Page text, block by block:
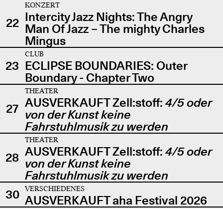
22
KONZERT
Intercity Jazz Nights: The Angry
Man Of Jazz – The mighty Charles
Mingus
23
CLUB
ECLIPSE BOUNDARIES: Outer
Boundary - Chapter Two
27
THEATER
AUSVERKAUFT Zell:stoff: 4/5 oder
von der Kunst keine
Fahrstuhlmusik zu werden
28
THEATER
AUSVERKAUFT Zell:stoff: 4/5 oder
von der Kunst keine
Fahrstuhlmusik zu werden
30
VERSCHIEDENES
AUSVERKAUFT aha Festival 2026